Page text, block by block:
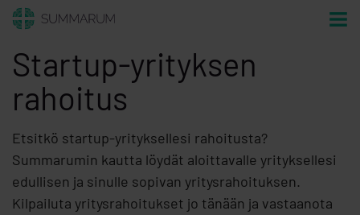
Startup-yrityksen
rahoitus
Etsitkö startup-yrityksellesi rahoitusta?
Summarumin kautta löydät aloittavalle yrityksellesi
edullisen ja sinulle sopivan yritysrahoituksen.
Kilpailuta yritysrahoitukset jo tänään ja vastaanota